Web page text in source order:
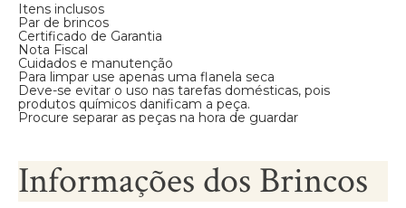
Itens inclusos
Par de brincos
Certificado de Garantia
Nota Fiscal
Cuidados e manutenção
Para limpar use apenas uma flanela seca
Deve-se evitar o uso nas tarefas domésticas, pois
produtos químicos danificam a peça.
Procure separar as peças na hora de guardar
Informações dos Brincos